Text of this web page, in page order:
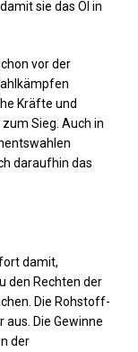
sie das Öl in
vor der
Kräfte und
Sieg. Auch in
daraufhin das
damit,
den Rechten der
Die Rohstoff-
Die Gewinne
der